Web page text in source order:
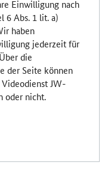
Einwilligung nach
6 Abs. 1 lit. a)
haben
jederzeit für
die
der Seite können
JW-
oder nicht.